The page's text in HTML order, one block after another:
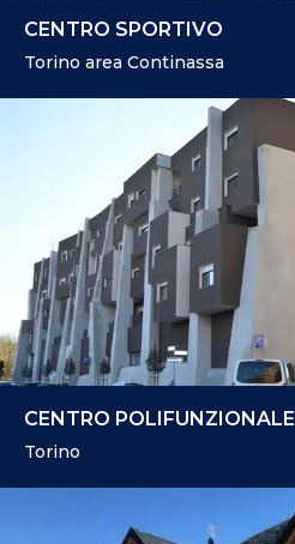
CENTRO SPORTIVO
Torino area Continassa
CENTRO POLIFUNZIONALE
Torino